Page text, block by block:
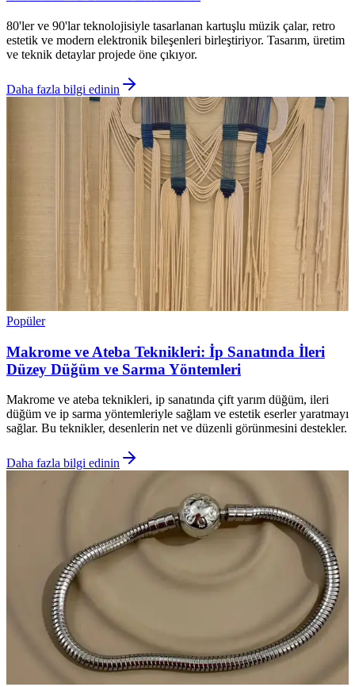
80'ler ve 90'lar teknolojisiyle tasarlanan kartuşlu müzik çalar, retro
estetik ve modern elektronik bileşenleri birleştiriyor. Tasarım, üretim
ve teknik detaylar projede öne çıkıyor.
Daha fazla bilgi edinin
Popüler
Makrome ve Ateba Teknikleri: İp Sanatında İleri
Düzey Düğüm ve Sarma Yöntemleri
Makrome ve ateba teknikleri, ip sanatında çift yarım düğüm, ileri
düğüm ve ip sarma yöntemleriyle sağlam ve estetik eserler yaratmayı
sağlar. Bu teknikler, desenlerin net ve düzenli görünmesini destekler.
Daha fazla bilgi edinin